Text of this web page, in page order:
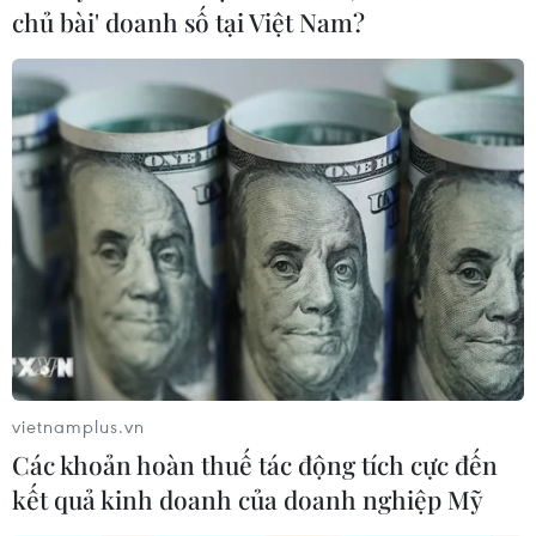
[News Game] Bạn có thờ ơ với cuộc
khủng hoảng nhập cư?
08/09/2015 03:16
[News Game] Đừng bỏ lỡ những
thông tin thời sự nổi bật tuần qua
03/08/2015 06:37
[News Game] Bạn chính là chuyên
gia về quan hệ Việt Nam-Hoa Kỳ?
21/07/2015 23:14
chủ bài' doanh số tại Việt Nam?
vietnamplus.vn
Các khoản hoàn thuế tác động tích cực đến
kết quả kinh doanh của doanh nghiệp Mỹ